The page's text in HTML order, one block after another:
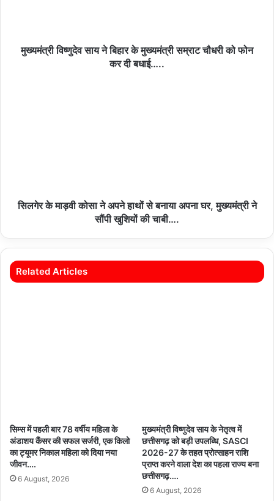
मुख्यमंत्री विष्णुदेव साय ने बिहार के मुख्यमंत्री सम्राट चौधरी को फोन
कर दी बधाई…..
सिलगेर के माड़वी कोसा ने अपने हाथों से बनाया अपना घर, मुख्यमंत्री ने
सौंपी खुशियों की चाबी….
Related Articles
सिम्स में पहली बार 78 वर्षीय महिला के
अंडाशय कैंसर की सफल सर्जरी, एक किलो
का ट्यूमर निकाल महिला को दिया नया
जीवन….
6 August, 2026
मुख्यमंत्री विष्णुदेव साय के नेतृत्व में
छत्तीसगढ़ को बड़ी उपलब्धि, SASCI
2026-27 के तहत प्रोत्साहन राशि
प्राप्त करने वाला देश का पहला राज्य बना
छत्तीसगढ़….
6 August, 2026